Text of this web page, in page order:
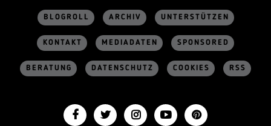
BLOGROLL ARCHIV UNTERSTÜTZEN
KONTAKT MEDIADATEN SPONSORED
BERATUNG DATENSCHUTZ COOKIES RSS